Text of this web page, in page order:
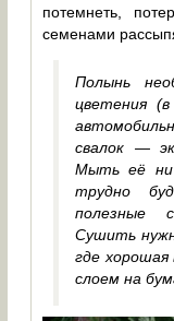
потемнеть,
семенами
Полынь
цветения
свалок —
Мыть её ни
трудно
полезные
Сушить
где
слоем на